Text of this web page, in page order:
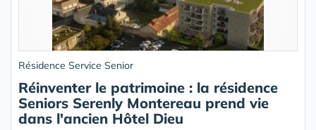
Résidence Service Senior
Réinventer le patrimoine : la résidence
Seniors Serenly Montereau prend vie
dans l'ancien Hôtel Dieu